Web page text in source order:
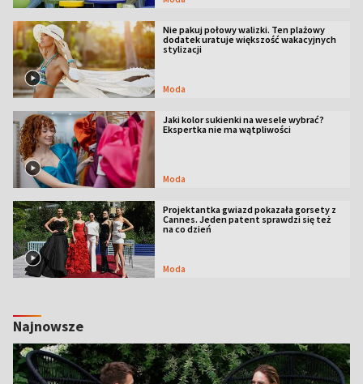
Nie pakuj połowy walizki. Ten plażowy
dodatek uratuje większość wakacyjnych
stylizacji
Moda
Jaki kolor sukienki na wesele wybrać?
Ekspertka nie ma wątpliwości
Moda
Projektantka gwiazd pokazała gorsety z
Cannes. Jeden patent sprawdzi się też
na co dzień
Moda
Najnowsze